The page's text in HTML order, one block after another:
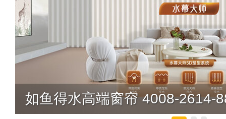
如鱼得水高端窗帘 4008-2614-